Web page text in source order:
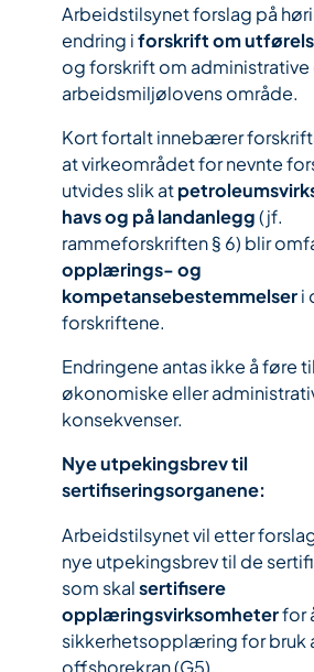
Arbeidstilsynet forslag på
endring iforskrift om
og forskrift om administrative
arbeidsmiljølovens område.
Kort fortalt innebærer
at virkeområdet for nevnte
utvides slik at
havs og på landanlegg(jf.
rammeforskriften § 6) blir
opplærings- og
kompetansebestemmelseri
forskriftene.
Endringene antas ikke å føre
økonomiske eller
konsekvenser.
Nye utpekingsbrev til
sertifiseringsorganene:
Arbeidstilsynet vil etter
nye utpekingsbrev til de
som skalsertifisere
opplæringsvirksomheterfor
sikkerhetsopplæring for bruk
offshorekran (G5).